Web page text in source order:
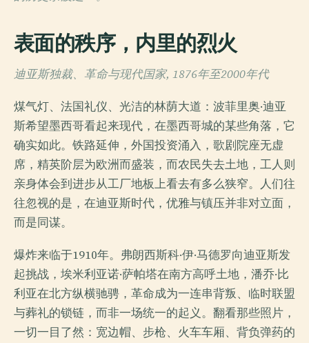
表面的秩序，内里的烈火
迪亚斯独裁、革命与现代国家, 1876年至2000年代
煤气灯、法国礼仪、光洁的林荫大道：波菲里奥·迪亚
斯希望墨西哥看起来现代，在墨西哥城的某些角落，它
确实如此。铁路延伸，外国投资涌入，歌剧院座无虚
席，精英阶层为欧洲而盛装，而农民失去土地，工人则
亲身体会到进步从工厂地板上看去有多么狭窄。人们往
往忽视的是，在迪亚斯时代，优雅与镇压并非对立面，
而是同谋。
爆炸来临于1910年。弗朗西斯科·伊·马德罗向迪亚斯发
起挑战，埃米利亚诺·萨帕塔在南方高呼土地，潘乔·比
利亚在北方纵横驰骋，革命成为一连串背叛、临时联盟
与葬礼的锁链，而非一场统一的起义。翻看那些照片，
一切一目了然：宽边帽、步枪、火车车厢、背负弹药的